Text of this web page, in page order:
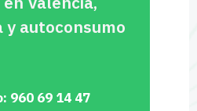
autoconsumo
960 69 14 47